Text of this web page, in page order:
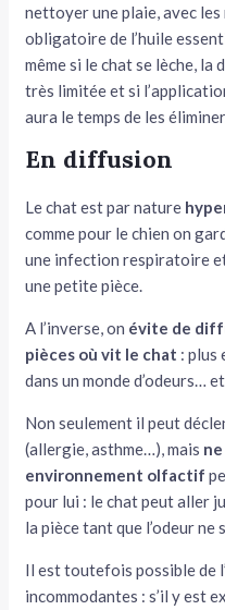
nettoyer une plaie, avec
obligatoire de l’huile
même si le chat se lèche, la
très limitée et si
aura le temps de les
En diffusion
Le chat est par nature
comme pour le chien on
une infection respiratoire
une petite pièce.
A l’inverse, on évite de
pièces où vit le chat : plus
dans un monde d’odeurs…
Non seulement il peut
(allergie, asthme…), mais
environnement olfactif
pour lui : le chat peut aller
la pièce tant que l’odeur ne
Il est toutefois possible de
incommodantes : s’il y est